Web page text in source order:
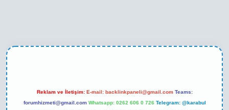
Reklam ve İletişim: E-mail: backlinkpaneli@gmail.com Teams:
forumhizmeti@gmail.com Whatsapp: 0262 606 0 726 Telegram: @karabul